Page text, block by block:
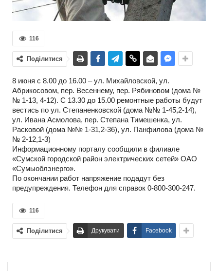
116
Поділитися
8 июня с 8.00 до 16.00 – ул. Михайловской, ул.
Абрикосовом, пер. Весеннему, пер. Рябиновом (дома №
№ 1-13, 4-12). С 13.30 до 15.00 ремонтные работы будут
вестись по ул. Степаненковской (дома №№ 1-45,2-14),
ул. Ивана Асмолова, пер. Степана Тимешенка, ул.
Расковой (дома №№ 1-31,2-36), ул. Панфилова (дома №
№ 2-12,1-3)
Информационному порталу сообщили в филиале
«Сумской городской район электрических сетей» ОАО
«Сумыоблэнерго».
По окончании работ напряжение подадут без
предупреждения. Телефон для справок 0-800-300-247.
116
Поділитися Друкувати Facebook